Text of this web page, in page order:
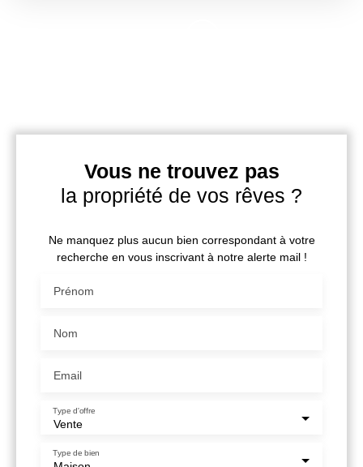
Vous ne trouvez pas
la propriété de vos rêves ?
Ne manquez plus aucun bien correspondant à votre
recherche en vous inscrivant à notre alerte mail !
Prénom
Nom
Email
Vente
Type d'offre
Type de bien